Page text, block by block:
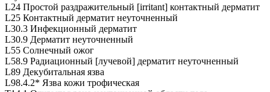
L24 Простой раздражительный [irritant] контактный дерматит
L25 Контактный дерматит неуточненный
L30.3 Инфекционный дерматит
L30.9 Дерматит неуточненный
L55 Солнечный ожог
L58.9 Радиационный [лучевой] дерматит неуточненный
L89 Декубитальная язва
L98.4.2* Язва кожи трофическая